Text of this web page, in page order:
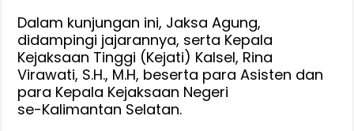
Dalam kunjungan ini, Jaksa Agung,
didampingi jajarannya, serta Kepala
Kejaksaan Tinggi (Kejati) Kalsel, Rina
Virawati, S.H., M.H, beserta para Asisten dan
para Kepala Kejaksaan Negeri
se-Kalimantan Selatan.